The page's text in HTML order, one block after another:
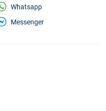
Whatsapp
Messenger